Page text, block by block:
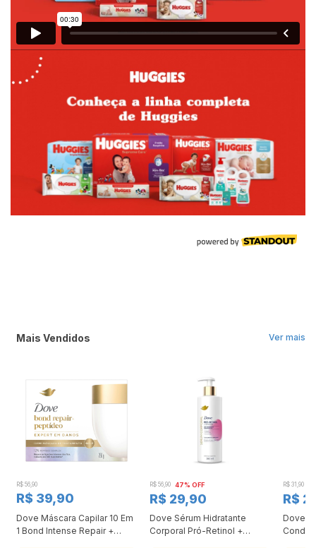
Ver mais
Mais Vendidos
R$ 56,90
R$ 39,90
Dove Máscara Capilar 10 Em
1 Bond Intense Repair +
R$ 56,90 47% OFF
R$ 29,90
Dove Sérum Hidratante
Corporal Pró-Retinol +
R$ 31,90
R$
Dove